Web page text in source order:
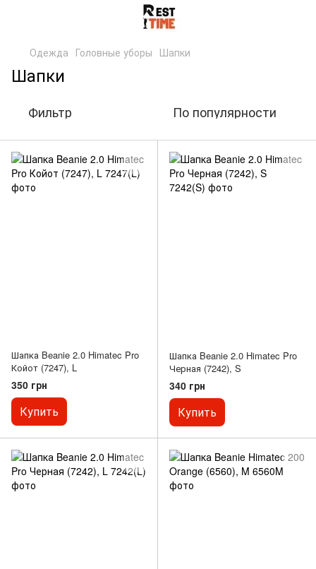
Одежда Головные уборы Шапки
Шапки
Фильтр По популярности
Шапка Beanie 2.0 Himatec Pro
Койот (7247), L
350 грн
Купить
Шапка Beanie 2.0 Himatec Pro
Черная (7242), S
340 грн
Купить